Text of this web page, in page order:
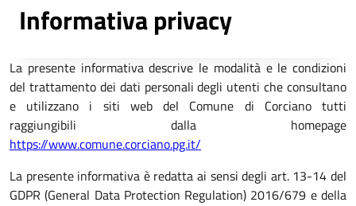
Informativa privacy
La presente informativa descrive le modalità e le condizioni
del trattamento dei dati personali degli utenti che consultano
e utilizzano i siti web del Comune di Corciano tutti
raggiungibili dalla homepage
https://www.comune.corciano.pg.it/
La presente informativa è redatta ai sensi degli art. 13-14 del
GDPR (General Data Protection Regulation) 2016/679 e della